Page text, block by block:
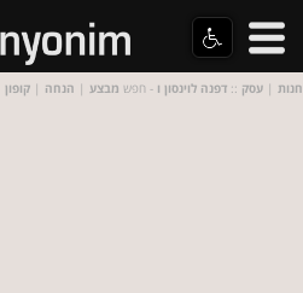
חנות | עסק :: דפנה לוינסון ו - חפש מבצע | הנחה | קופון